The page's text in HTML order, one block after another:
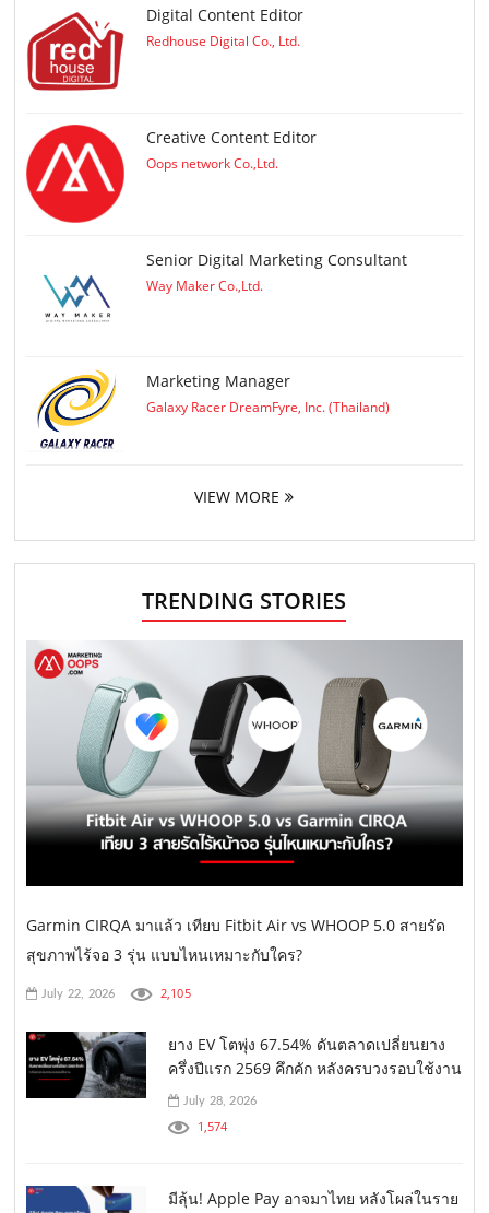
Digital Content Editor
Redhouse Digital Co., Ltd.
Creative Content Editor
Oops network Co.,Ltd.
Senior Digital Marketing Consultant
Way Maker Co.,Ltd.
Marketing Manager
Galaxy Racer DreamFyre, Inc. (Thailand)
VIEW MORE
TRENDING STORIES
Garmin CIRQA มาแล้ว เทียบ Fitbit Air vs WHOOP 5.0 สายรัด
สุขภาพไร้จอ 3 รุ่น แบบไหนเหมาะกับใคร?
July 22, 2026 2,105
ยาง EV โตพุ่ง 67.54% ดันตลาดเปลี่ยนยาง
ครึ่งปีแรก 2569 คึกคัก หลังครบวงรอบใช้งาน
July 28, 2026
1,574
มีลุ้น! Apple Pay อาจมาไทย หลังโผล่ในราย